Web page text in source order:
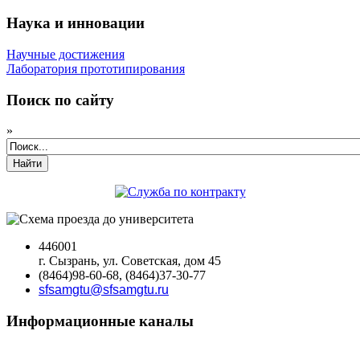
Наука и инновации
Научные достижения
Лаборатория прототипирования
Поиск по сайту
»
Найти
446001
г. Сызрань, ул. Советская, дом 45
(8464)98-60-68, (8464)37-30-77
sfsamgtu@sfsamgtu.ru
Информационные каналы